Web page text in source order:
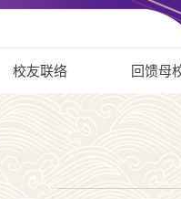
校友联络 回馈母